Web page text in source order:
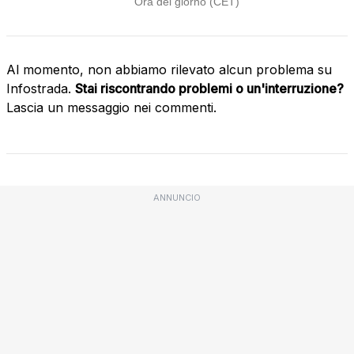
Al momento, non abbiamo rilevato alcun problema su
Infostrada. Stai riscontrando problemi o un'interruzione?
Lascia un messaggio nei commenti.
ANNUNCIO